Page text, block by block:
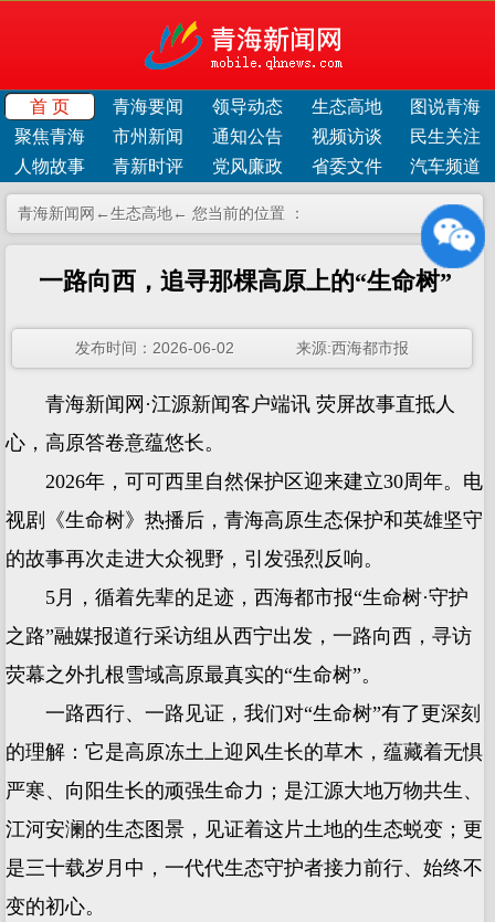
首 页 青海要闻 领导动态 生态高地
图说青海
聚焦青海
市州新闻 通知公告 视频访谈
民生关注
人物故事
青新时评 党风廉政 省委文件 汽车频道
青海新闻网← ← 您当前的位置 ：
生态高地
一路向西，追寻那棵高原上的“生命树”
发布时间：2026-06-02 来源:西海都市报
青海新闻网·江源新闻客户端讯 荧屏故事直抵人
心，高原答卷意蕴悠长。
2026年，可可西里自然保护区迎来建立30周年。电
视剧《生命树》热播后，青海高原生态保护和英雄坚守
的故事再次走进大众视野，引发强烈反响。
5月，循着先辈的足迹，西海都市报“生命树·守护
之路”融媒报道行采访组从西宁出发，一路向西，寻访
荧幕之外扎根雪域高原最真实的“生命树”。
一路西行、一路见证，我们对“生命树”有了更深刻
的理解：它是高原冻土上迎风生长的草木，蕴藏着无惧
严寒、向阳生长的顽强生命力；是江源大地万物共生、
江河安澜的生态图景，见证着这片土地的生态蜕变；更
是三十载岁月中，一代代生态守护者接力前行、始终不
变的初心。